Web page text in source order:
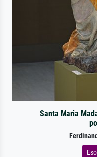
Santa Maria